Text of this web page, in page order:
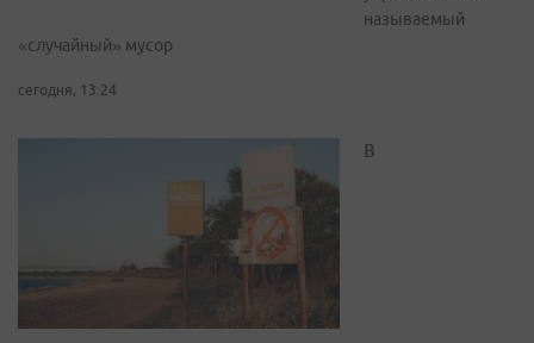
называемый
«случайный» мусор
сегодня, 13:24
В